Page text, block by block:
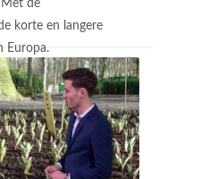
de
korte en langere
Europa.